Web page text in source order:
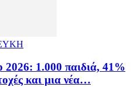
1.000 παιδιά, 41%
και μια νέα…